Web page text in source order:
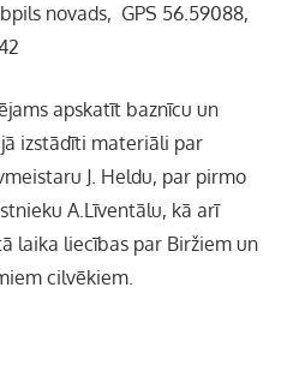
novads, GPS 56.59088,
apskatīt baznīcu un
izstādīti materiāli par
J. Heldu, par pirmo
A.Līventālu, kā arī
laika liecības par Biržiem un
cilvēkiem.